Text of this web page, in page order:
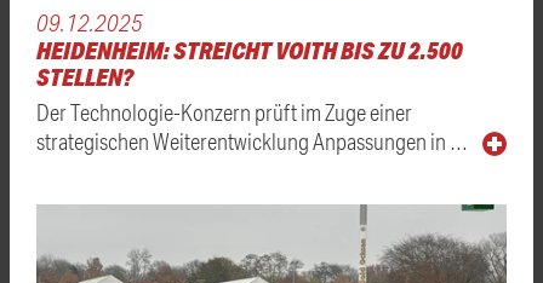
09.12.2025
HEIDENHEIM: STREICHT VOITH BIS ZU 2.500
STELLEN?
Der Technologie-Konzern prüft im Zuge einer
strategischen Weiterentwicklung Anpassungen in …